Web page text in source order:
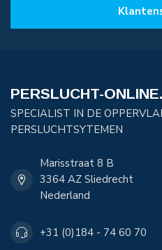
PERSLUCHT-
SPECIALIST IN DE
PERSLUCHTSYTEMEN
Marisstraat 8 B
3364 AZ Sliedrecht
Nederland
+31 (0)184 - 74 60 70